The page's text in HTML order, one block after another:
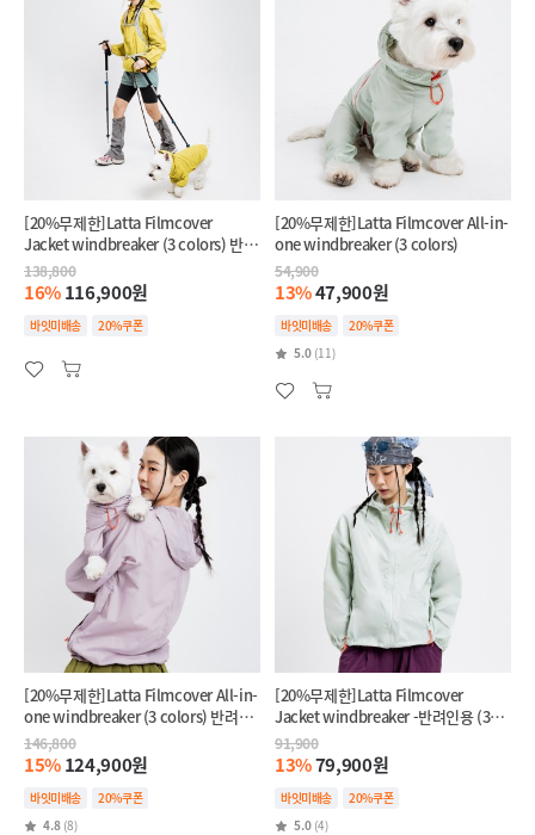
[20%무제한]Latta Filmcover
Jacket windbreaker (3 colors) 반려
견+반려인 SET
138,800
16%116,900원
바잇미배송 20%쿠폰
[20%무제한]Latta Filmcover All-in-
one windbreaker (3 colors)
54,900
13%47,900원
바잇미배송
20%쿠폰
5.0 (11)
[20%무제한]Latta Filmcover All-in-
one windbreaker (3 colors) 반려견
+반려인 SET
146,800
15%124,900원
바잇미배송
20%쿠폰
4.8 (8)
[20%무제한]Latta Filmcover
Jacket windbreaker -반려인용 (3
colors)
91,900
13%79,900원
바잇미배송
20%쿠폰
5.0 (4)